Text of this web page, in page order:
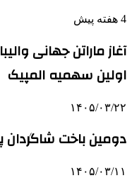
4 هفته پیش
آغاز ماراتن جهانی
اولین سهمیه المپیک
۱۴۰۵/۰۳/۲۲
دومین باخت شاگردان
۱۴۰۵/۰۳/۱۱